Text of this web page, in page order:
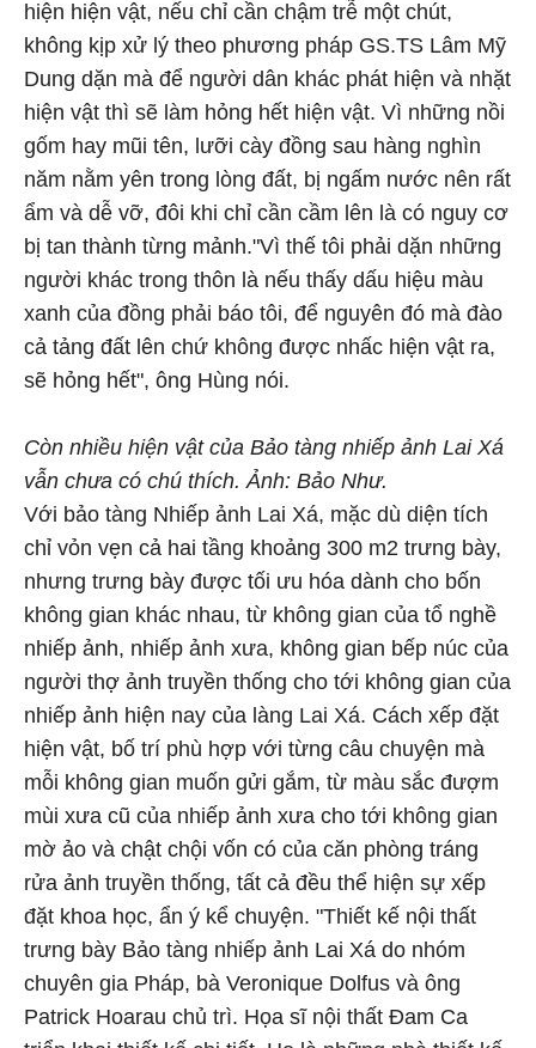
hiện hiện vật, nếu chỉ cần chậm trễ một chút,
không kịp xử lý theo phương pháp GS.TS Lâm Mỹ
Dung dặn mà để người dân khác phát hiện và nhặt
hiện vật thì sẽ làm hỏng hết hiện vật. Vì những nồi
gốm hay mũi tên, lưỡi cày đồng sau hàng nghìn
năm nằm yên trong lòng đất, bị ngấm nước nên rất
ẩm và dễ vỡ, đôi khi chỉ cần cầm lên là có nguy cơ
bị tan thành từng mảnh."Vì thế tôi phải dặn những
người khác trong thôn là nếu thấy dấu hiệu màu
xanh của đồng phải báo tôi, để nguyên đó mà đào
cả tảng đất lên chứ không được nhấc hiện vật ra,
sẽ hỏng hết", ông Hùng nói.
Còn nhiều hiện vật của Bảo tàng nhiếp ảnh Lai Xá
vẫn chưa có chú thích. Ảnh: Bảo Như.
Với bảo tàng Nhiếp ảnh Lai Xá, mặc dù diện tích
chỉ vỏn vẹn cả hai tầng khoảng 300 m2 trưng bày,
nhưng trưng bày được tối ưu hóa dành cho bốn
không gian khác nhau, từ không gian của tổ nghề
nhiếp ảnh, nhiếp ảnh xưa, không gian bếp núc của
người thợ ảnh truyền thống cho tới không gian của
nhiếp ảnh hiện nay của làng Lai Xá. Cách xếp đặt
hiện vật, bố trí phù hợp với từng câu chuyện mà
mỗi không gian muốn gửi gắm, từ màu sắc đượm
mùi xưa cũ của nhiếp ảnh xưa cho tới không gian
mờ ảo và chật chội vốn có của căn phòng tráng
rửa ảnh truyền thống, tất cả đều thể hiện sự xếp
đặt khoa học, ẩn ý kể chuyện. "Thiết kế nội thất
trưng bày Bảo tàng nhiếp ảnh Lai Xá do nhóm
chuyên gia Pháp, bà Veronique Dolfus và ông
Patrick Hoarau chủ trì. Họa sĩ nội thất Đam Ca